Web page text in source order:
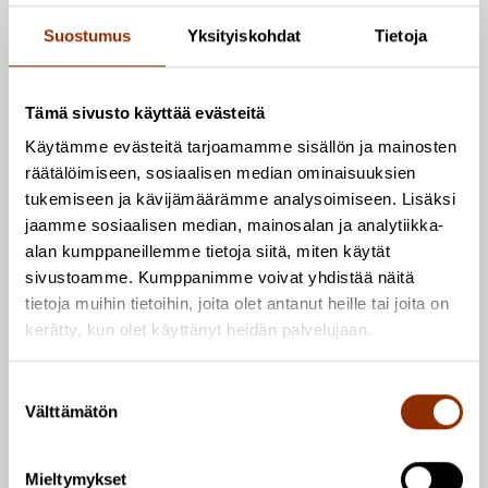
Suostumus Yksityiskohdat Tietoja
Tämä sivusto käyttää evästeitä
Käytämme evästeitä tarjoamamme sisällön ja mainosten
räätälöimiseen, sosiaalisen median ominaisuuksien
tukemiseen ja kävijämäärämme analysoimiseen. Lisäksi
jaamme sosiaalisen median, mainosalan ja analytiikka-
alan kumppaneillemme tietoja siitä, miten käytät
sivustoamme. Kumppanimme voivat yhdistää näitä
tietoja muihin tietoihin, joita olet antanut heille tai joita on
kerätty, kun olet käyttänyt heidän palvelujaan.
Välttämätön
Mieltymykset
Lue raportti Cuporen verkkosivuilla osoitteessa:
https://www.cupore.fi/uutishuone/oulu2026-
Tutustu myös aiemmin julkaistuun
kulttuuripääkaupunkihankkeen
lähtötilanneraporttiin:
https://www.cupore.fi/julkaisut/oulu2026-kohti-
euroopan-kulttuuripaakaupunkivuotta/ja vuotta
2023 tarkastelevaan seurantaraporttiin:
https://www.cupore.fi/uutishuone/oulu2026-
valiraportti-2023/
Kuva: Kevin Kallombo, AaltoSiilo Festival 2024.